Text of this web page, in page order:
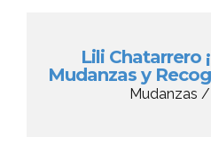
Lili Chatarrero
Mudanzas y
Mudanzas